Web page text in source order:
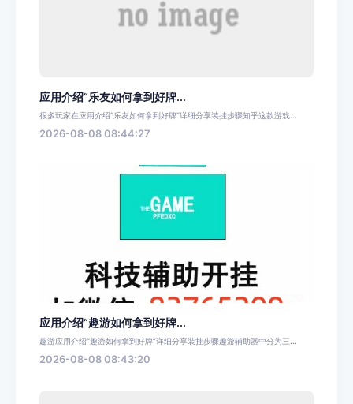
应用介绍“乐友如何拿到好牌...
很多玩家在应用介绍“乐友如何拿到好牌”详细分享装挂步骤知乎这款游戏...
2026-08-08 08:44:27
应用介绍“趣游如何拿到好牌...
趣游应用介绍“趣游如何拿到好牌”详细分享装挂步骤趣游辅助器中分为三...
2026-08-08 08:43:20